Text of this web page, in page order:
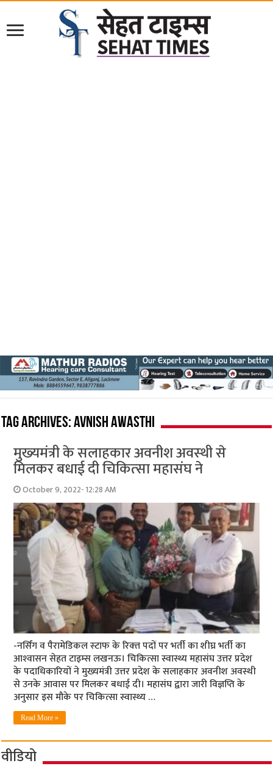
Tag Archives:Avnish Awasthi
मुख्‍यमंत्री के सलाहकार अवनीश अवस्‍थी से
मिलकर बधाई दी चिकित्‍सा महासंघ ने
October 9, 2022- 12:28 AM
-नर्सिंग व पैरामेडिकल स्‍टाफ के रिक्‍त पदों पर भर्ती का शीघ्र भर्ती का
आश्‍वासन सेहत टाइम्‍स लखनऊ। चिकित्सा स्वास्थ्य महासंघ उत्तर प्रदेश
के पदाधिकारियों ने मुख्यमंत्री उत्तर प्रदेश के सलाहकार अवनीश अवस्थी
से उनके आवास पर मिलकर बधाई दी। महासंघ द्वारा जारी विज्ञप्ति के
अनुसार इस मौके पर चिकित्सा स्वास्थ्य …
Read More »
वीडियो